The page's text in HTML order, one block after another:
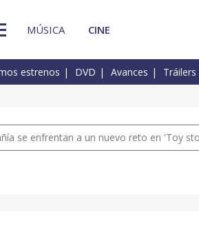
MÚSICA CINE
estrenos DVD Avances Tráilers
se enfrentan a un nuevo reto en 'Toy